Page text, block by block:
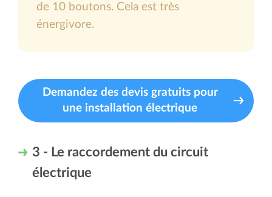
de 10 boutons. Cela est très
énergivore.
Demandez des devis gratuits pour
une installation électrique
3 - Le raccordement du circuit
électrique